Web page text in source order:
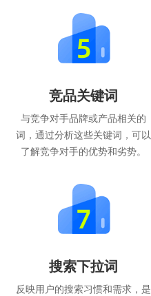
竞品关键词
与竞争对手品牌或产品相关的
词，通过分析这些关键词，可以
了解竞争对手的优势和劣势。
搜索下拉词
反映用户的搜索习惯和需求，是